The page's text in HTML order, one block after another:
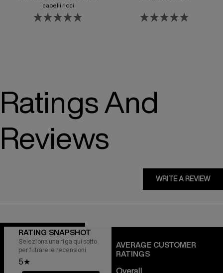
capelli ricci
Ratings And
Reviews
WRITE A REVIEW
RATING SNAPSHOT
Seleziona una riga qui sotto
per filtrare le recensioni
5★
AVERAGE CUSTOMER
RATINGS
Overall